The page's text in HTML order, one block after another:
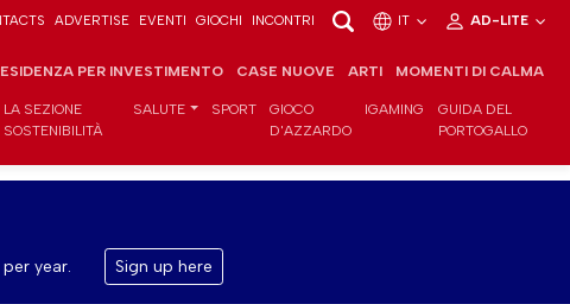
ADVERTISE EVENTI GIOCHI INCONTRI IT AD-LITE
PER INVESTIMENTO CASE NUOVE ARTI MOMENTI DI CALMA
LA SEZIONE
SOSTENIBILITÀ
SALUTE SPORT
GIOCO
D'AZZARDO
IGAMING
GUIDA DEL
PORTOGALLO
year. Sign up here